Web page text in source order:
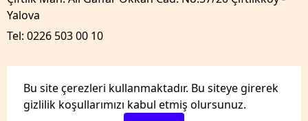
Bu site çerezleri kullanmaktadır. Bu siteye girerek
gizlilik koşullarımızı kabul etmiş olursunuz.
Yalova
Tel: 0226 503 00 10